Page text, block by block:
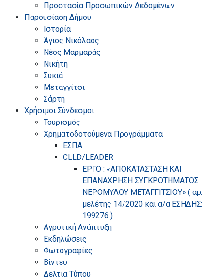
Προστασία Προσωπικών Δεδομένων
Παρουσίαση Δήμου
Ιστορία
Άγιος Νικόλαος
Νέος Μαρμαράς
Νικήτη
Συκιά
Μεταγγίτσι
Σάρτη
Χρήσιμοι Σύνδεσμοι
Τουρισμός
Χρηματοδοτούμενα Προγράμματα
ΕΣΠΑ
CLLD/LEADER
ΕΡΓΟ : «ΑΠΟΚΑΤΑΣΤΑΣΗ ΚΑΙ
ΕΠΑΝΑΧΡΗΣΗ ΣΥΓΚΡΟΤΗΜΑΤΟΣ
ΝΕΡΟΜΥΛΟΥ ΜΕΤΑΓΓΙΤΣΙΟΥ» ( αρ.
μελέτης 14/2020 και α/α ΕΣΗΔΗΣ:
199276 )
Αγροτική Ανάπτυξη
Εκδηλώσεις
Φωτογραφίες
Βίντεο
Δελτία Τύπου